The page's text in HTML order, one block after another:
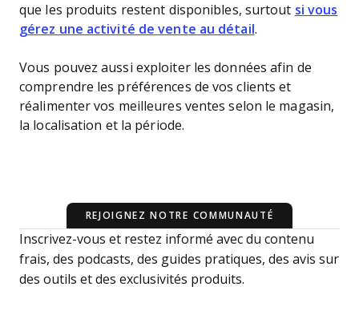
que les produits restent disponibles, surtout si vous
gérez une activité de vente au détail .
Vous pouvez aussi exploiter les données afin de
comprendre les préférences de vos clients et
réalimenter vos meilleures ventes selon le magasin,
la localisation et la période.
REJOIGNEZ NOTRE COMMUNAUTÉ
Inscrivez-vous et restez informé avec du contenu
frais, des podcasts, des guides pratiques, des avis sur
des outils et des exclusivités produits.